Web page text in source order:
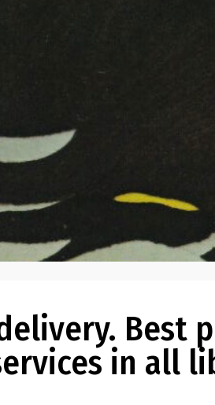
Best
in all